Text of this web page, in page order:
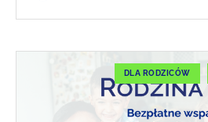
DLA RODZICÓW